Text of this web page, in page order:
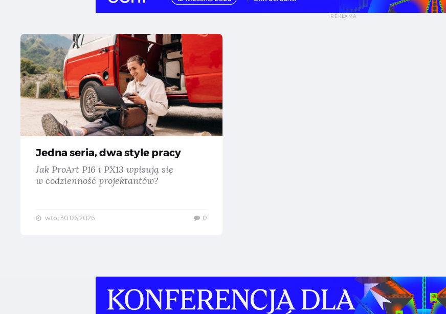
Jedna seria, dwa style pracy — Jak ProArt P16 i PX13 wpisują się w codzienność projektantów?
Jedna seria, dwa style pracy
Jak ProArt P16 i PX13 wpisują się
w codzienność projektantów?
wto., 30.06.2026 0